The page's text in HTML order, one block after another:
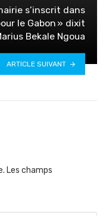
s’inscrit dans
le Gabon » dixit
Bekale Ngoua
ARTICLE SUIVANT
Les champs